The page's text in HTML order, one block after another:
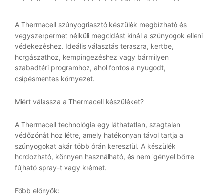
A Thermacell szúnyogriasztó készülék megbízható és
vegyszerpermet nélküli megoldást kínál a szúnyogok elleni
védekezéshez. Ideális választás teraszra, kertbe,
horgászathoz, kempingezéshez vagy bármilyen
szabadtéri programhoz, ahol fontos a nyugodt,
csípésmentes környezet.
Miért válassza a Thermacell készüléket?
A Thermacell technológia egy láthatatlan, szagtalan
védőzónát hoz létre, amely hatékonyan távol tartja a
szúnyogokat akár több órán keresztül. A készülék
hordozható, könnyen használható, és nem igényel bőrre
fújható spray-t vagy krémet.
Főbb előnyök: